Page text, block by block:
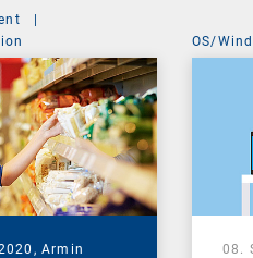
|
Armin
OS/
08.